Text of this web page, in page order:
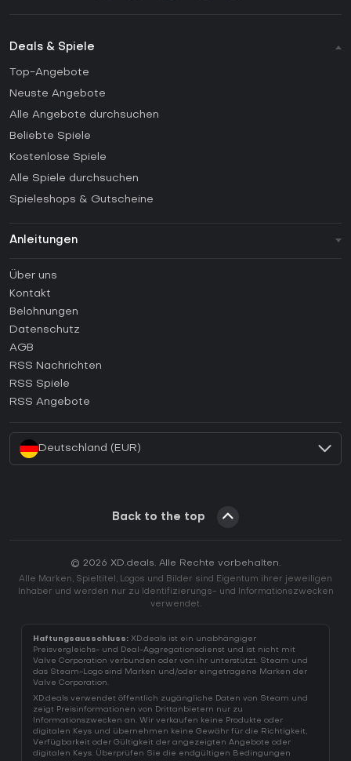
Deals & Spiele
Top-Angebote
Neuste Angebote
Alle Angebote durchsuchen
Beliebte Spiele
Kostenlose Spiele
Alle Spiele durchsuchen
Spieleshops & Gutscheine
Anleitungen
Anleitungen
Wie aktiviert man einen Steam CD Key?
Wie aktiviert man einen Epic Games CD Key?
Wie aktiviert man einen GOG CD Key?
Wie aktiviert man einen Ubisoft Connect CD Key?
Wie aktiviert man einen EA App CD Key?
Über uns
Kontakt
Belohnungen
Datenschutz
AGB
RSS Nachrichten
RSS Spiele
RSS Angebote
Deutschland (EUR)
Back to the top
© 2026 XD.deals. Alle Rechte vorbehalten.
Alle Marken, Spieltitel, Logos und Bilder sind Eigentum ihrer jeweiligen
Inhaber und werden nur zu Identifizierungs- und Informationszwecken
verwendet.
Haftungsausschluss: XD.deals ist ein unabhängiger
Preisvergleichs- und Deal-Aggregationsdienst und ist nicht mit
Valve Corporation verbunden oder von ihr unterstützt. Steam und
das Steam-Logo sind Marken und/oder eingetragene Marken der
Valve Corporation.
XD.deals verwendet öffentlich zugängliche Daten von Steam und
zeigt Preisinformationen von Drittanbietern nur zu
Informationszwecken an. Wir verkaufen keine Produkte oder
digitalen Keys und übernehmen keine Gewähr für die Richtigkeit,
Verfügbarkeit oder Gültigkeit der angezeigten Angebote oder
digitalen Keys. Überprüfen Sie die endgültigen Bedingungen